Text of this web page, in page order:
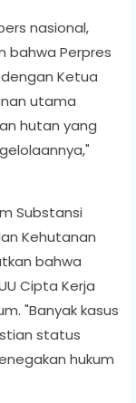
nasional,
bahwa Perpres
Ketua
utama
hutan yang
Substansi
Kehutanan
bahwa
Cipta Kerja
"Banyak kasus
status
hukum